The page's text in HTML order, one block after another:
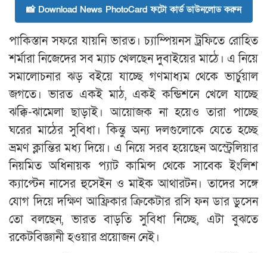
📸 Download News PhotoCard ফটো কার্ড ডাউনলোড করুন
পাকিস্তান সফরে যায়নি ভারত। চ্যাম্পিয়নস ট্রফিতে রোহিত
শর্মারা নিজেদের সব ম্যাচ খেলছেন দুবাইয়ের মাঠে। এ নিয়ে
সমালোচনার ঝড় বইয়ে যাচ্ছে গণমাধ্যম থেকে ভার্চুয়াল
জগতে। ভারত একই মাঠ, একই কন্ডিশনে খেলে যাচ্ছে
ঝক্কি-ঝামেলা ছাড়াই। আয়োজক না হয়েও তারা পাচ্ছে
ঘরের মাঠের সুবিধা। কিন্তু অন্য দলগুলোকে যেতে হচ্ছে
ভ্রমণ ক্লান্তির মধ্য দিয়ে। এ নিয়ে সরব হয়েছেন অস্ট্রেলিয়ার
নিয়মিত অধিনায়ক প্যাট কামিন্স থেকে সাবেক ইংলিশ
ক্যাপ্টেন নাসের হুসেইন ও মাইক আথারটন। তাদের সঙ্গে
যোগ দিয়ে দক্ষিণ আফ্রিকার ক্রিকেটার রসি ফন ডার ডুসেন
তো বলছেন, ভারত বাড়তি সুবিধা নিচ্ছে, এটা বুঝতে
রকেটবিজ্ঞানী হওয়ার প্রয়োজন নেই।